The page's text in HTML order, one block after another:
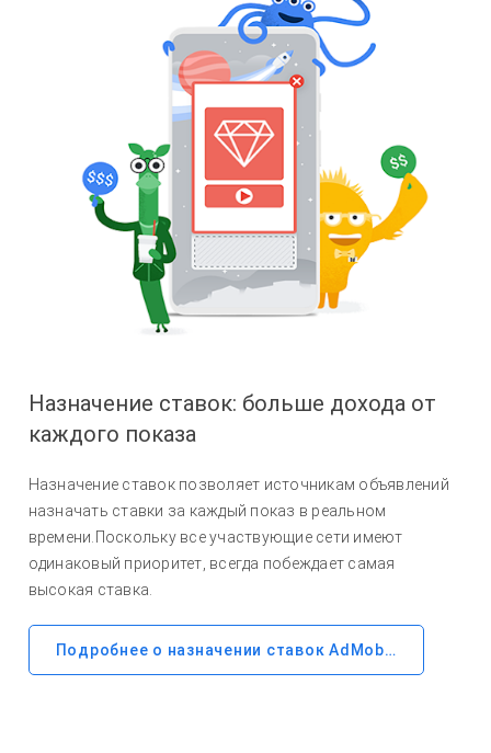
Назначение ставок: больше дохода от
каждого показа
Назначение ставок позволяет источникам объявлений
назначать ставки за каждый показ в реальном
времени.Поскольку все участвующие сети имеют
одинаковый приоритет, всегда побеждает самая
высокая ставка.
Подробнее о назначении ставок AdMob…